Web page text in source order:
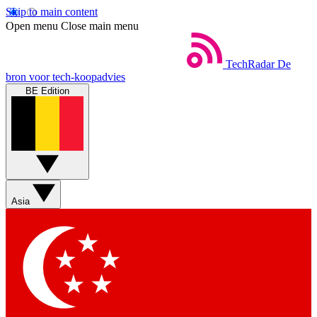
Skip to main content
Open menu Close main menu
TechRadar De
bron voor tech-koopadvies
BE Edition
Asia